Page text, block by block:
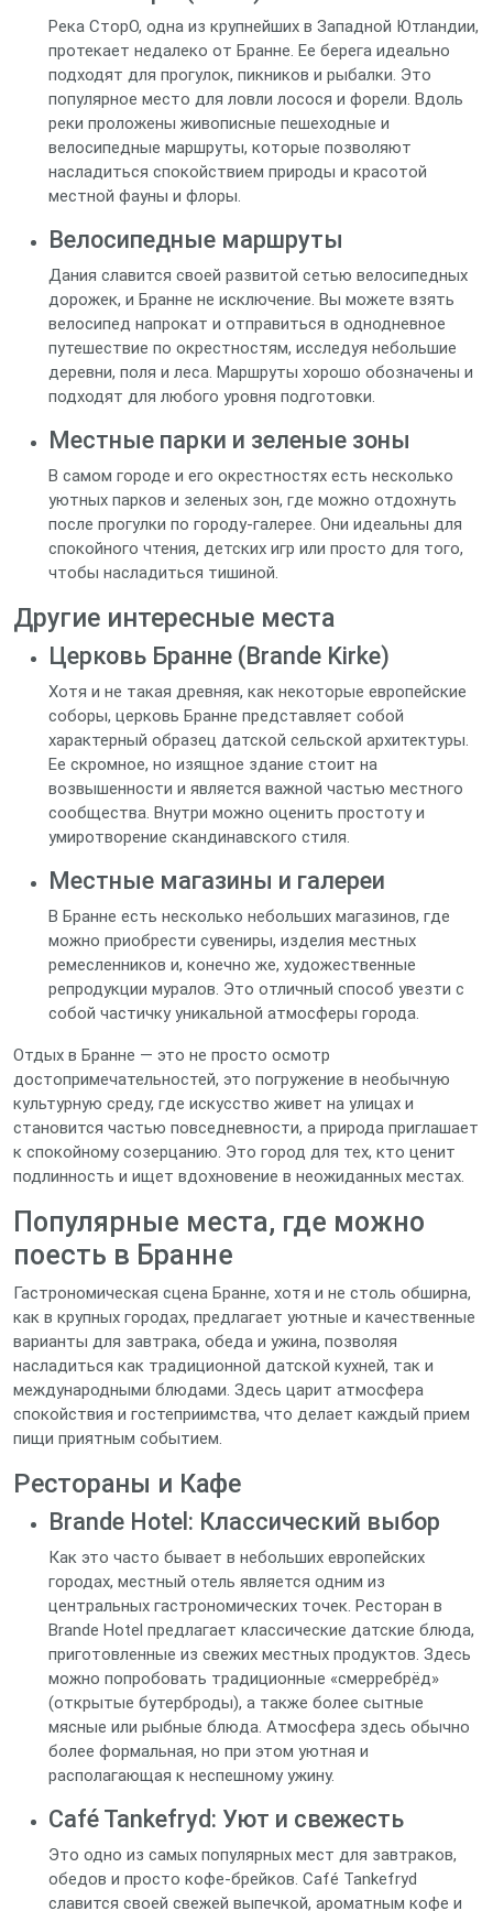
Река СторО, одна из крупнейших в Западной Ютландии,
протекает недалеко от Бранне. Ее берега идеально
подходят для прогулок, пикников и рыбалки. Это
популярное место для ловли лосося и форели. Вдоль
реки проложены живописные пешеходные и
велосипедные маршруты, которые позволяют
насладиться спокойствием природы и красотой
местной фауны и флоры.
Велосипедные маршруты
Дания славится своей развитой сетью велосипедных
дорожек, и Бранне не исключение. Вы можете взять
велосипед напрокат и отправиться в однодневное
путешествие по окрестностям, исследуя небольшие
деревни, поля и леса. Маршруты хорошо обозначены и
подходят для любого уровня подготовки.
Местные парки и зеленые зоны
В самом городе и его окрестностях есть несколько
уютных парков и зеленых зон, где можно отдохнуть
после прогулки по городу-галерее. Они идеальны для
спокойного чтения, детских игр или просто для того,
чтобы насладиться тишиной.
Другие интересные места
Церковь Бранне (Brande Kirke)
Хотя и не такая древняя, как некоторые европейские
соборы, церковь Бранне представляет собой
характерный образец датской сельской архитектуры.
Ее скромное, но изящное здание стоит на
возвышенности и является важной частью местного
сообщества. Внутри можно оценить простоту и
умиротворение скандинавского стиля.
Местные магазины и галереи
В Бранне есть несколько небольших магазинов, где
можно приобрести сувениры, изделия местных
ремесленников и, конечно же, художественные
репродукции муралов. Это отличный способ увезти с
собой частичку уникальной атмосферы города.
Отдых в Бранне — это не просто осмотр
достопримечательностей, это погружение в необычную
культурную среду, где искусство живет на улицах и
становится частью повседневности, а природа приглашает
к спокойному созерцанию. Это город для тех, кто ценит
подлинность и ищет вдохновение в неожиданных местах.
Популярные места, где можно
поесть в Бранне
Гастрономическая сцена Бранне, хотя и не столь обширна,
как в крупных городах, предлагает уютные и качественные
варианты для завтрака, обеда и ужина, позволяя
насладиться как традиционной датской кухней, так и
международными блюдами. Здесь царит атмосфера
спокойствия и гостеприимства, что делает каждый прием
пищи приятным событием.
Рестораны и Кафе
Brande Hotel: Классический выбор
Как это часто бывает в небольших европейских
городах, местный отель является одним из
центральных гастрономических точек. Ресторан в
Brande Hotel предлагает классические датские блюда,
приготовленные из свежих местных продуктов. Здесь
можно попробовать традиционные «смерребрёд»
(открытые бутерброды), а также более сытные
мясные или рыбные блюда. Атмосфера здесь обычно
более формальная, но при этом уютная и
располагающая к неспешному ужину.
Café Tankefryd: Уют и свежесть
Это одно из самых популярных мест для завтраков,
обедов и просто кофе-брейков. Café Tankefryd
славится своей свежей выпечкой, ароматным кофе и